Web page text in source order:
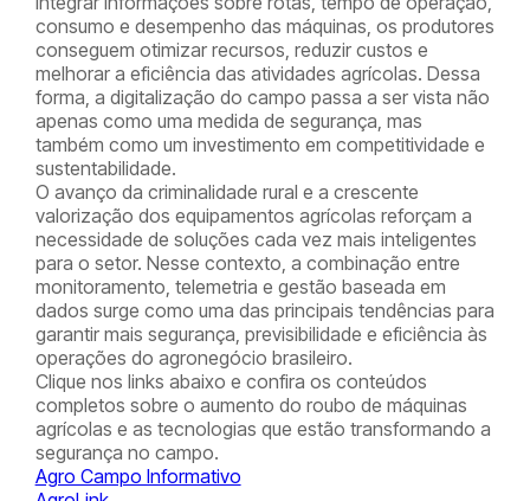
consumo e desempenho das máquinas, os produtores
conseguem otimizar recursos, reduzir custos e
melhorar a eficiência das atividades agrícolas. Dessa
forma, a digitalização do campo passa a ser vista não
apenas como uma medida de segurança, mas
também como um investimento em competitividade e
sustentabilidade.
O avanço da criminalidade rural e a crescente
valorização dos equipamentos agrícolas reforçam a
necessidade de soluções cada vez mais inteligentes
para o setor. Nesse contexto, a combinação entre
monitoramento, telemetria e gestão baseada em
dados surge como uma das principais tendências para
garantir mais segurança, previsibilidade e eficiência às
operações do agronegócio brasileiro.
Clique nos links abaixo e confira os conteúdos
completos sobre o aumento do roubo de máquinas
agrícolas e as tecnologias que estão transformando a
segurança no campo.
Agro Campo Informativo